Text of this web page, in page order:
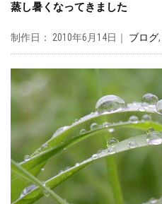
蒸し暑くなってきました
制作日： 2010年6月14日｜ ブログ,